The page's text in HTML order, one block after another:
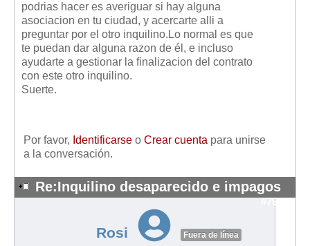
podrias hacer es averiguar si hay alguna
asociacion en tu ciudad, y acercarte alli a
preguntar por el otro inquilino.Lo normal es que
te puedan dar alguna razon de él, e incluso
ayudarte a gestionar la finalizacion del contrato
con este otro inquilino.
Suerte.
Por favor, Identificarse o Crear cuenta para unirse
a la conversación.
Re:Inquilino desaparecido e impagos
#7927
Rosi Fuera de línea